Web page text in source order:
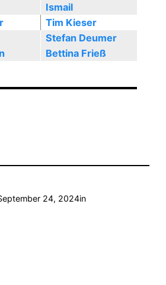
Ismail
Tim Kieser
Stefan Deumer
Bettina Frieß
24, 2024in